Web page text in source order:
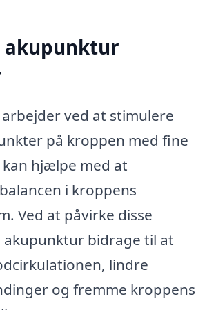
akupunktur
ved at stimulere
på kroppen med fine
hjælpe med at
i kroppens
Ved at påvirke disse
bidrage til at
lindre
og fremme kroppens